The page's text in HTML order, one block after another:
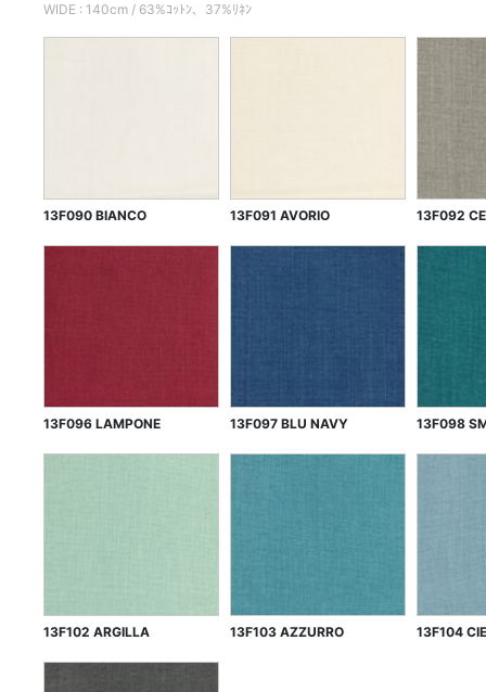
WIDE : 140cm / 63%ｺｯﾄﾝ、37%ﾘﾈﾝ
13F090 BIANCO 13F091 AVORIO 13F092
13F096 LAMPONE 13F097 BLU NAVY 13F098
13F102 ARGILLA 13F103 AZZURRO 13F104